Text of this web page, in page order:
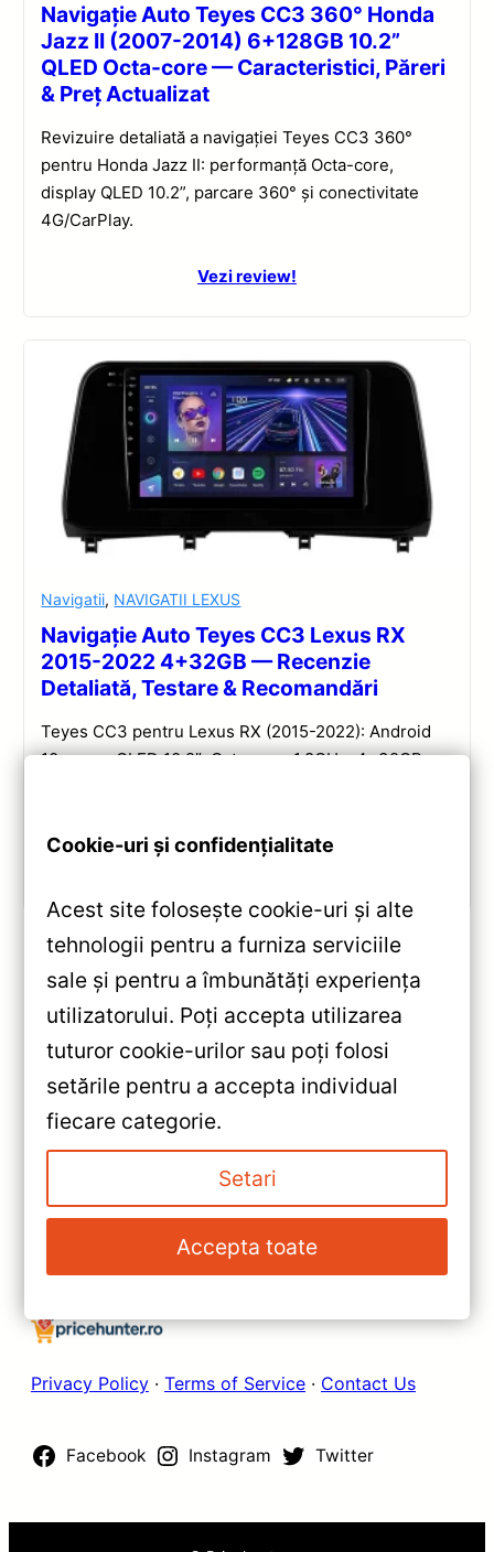
Navigație Auto Teyes CC3 360° Honda
Jazz II (2007-2014) 6+128GB 10.2”
QLED Octa-core — Caracteristici, Păreri
& Preț Actualizat
Revizuire detaliată a navigației Teyes CC3 360°
pentru Honda Jazz II: performanță Octa-core,
display QLED 10.2”, parcare 360° și conectivitate
4G/CarPlay.
Vezi review!
Navigatii, NAVIGATII LEXUS
Navigație Auto Teyes CC3 Lexus RX
2015-2022 4+32GB — Recenzie
Detaliată, Testare & Recomandări
Teyes CC3 pentru Lexus RX (2015-2022): Android
10, ecran QLED 10.2″, Octa-core 1.8GHz, 4+32GB,
«Navigație Auto Teyes CC3L
WiFi Suzuki Swift 5 (2016-
2020) 9″ IPS, 2+32GB —
Recenzie Detaliată, Testare &
Recomandări
Navigaţie Auto Teyes CC3L 9″
2+32GB pentru Renault Kadjar
— Recenzie Detaliată, Testare &
Recomandări
Privacy Policy · Terms of Service · Contact Us
Facebook Instagram Twitter
Cookie-uri și confidențialitate
Acest site folosește cookie-uri și alte
tehnologii pentru a furniza serviciile
sale și pentru a îmbunătăți experiența
utilizatorului. Poți accepta utilizarea
tuturor cookie-urilor sau poți folosi
setările pentru a accepta individual
fiecare categorie.
Setari
Accepta toate